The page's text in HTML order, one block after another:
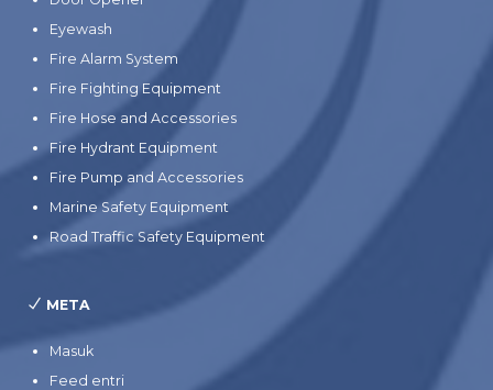
Eyewash
Fire Alarm System
Fire Fighting Equipment
Fire Hose and Accessories
Fire Hydrant Equipment
Fire Pump and Accessories
Marine Safety Equipment
Road Traffic Safety Equipment
META
Masuk
Feed entri